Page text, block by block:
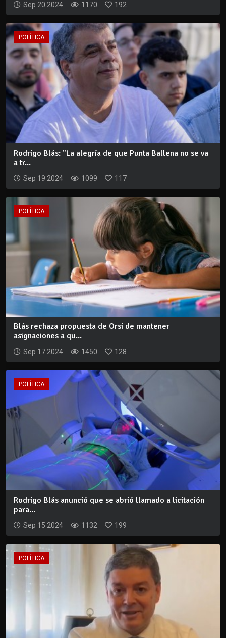
Sep 20 2024 1170 192
POLÍTICA
Rodrigo Blás: "La alegría de que Punta Ballena no se va
a tr...
Sep 19 2024 1099 117
POLÍTICA
Blás rechaza propuesta de Orsi de mantener
asignaciones a qu...
Sep 17 2024 1450 128
POLÍTICA
Rodrigo Blás anunció que se abrió llamado a licitación
para...
Sep 15 2024 1132 199
POLÍTICA